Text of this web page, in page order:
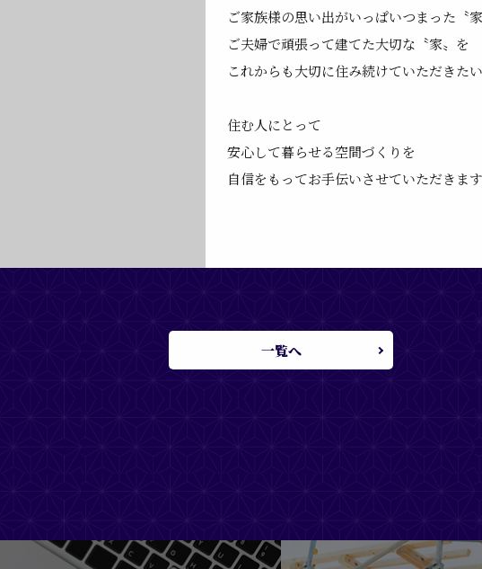
ご家族様の思い出がいっぱいつまった〝
ご夫婦で頑張って建てた大切な〝家〟を
これからも大切に住み続けていただきた
住む人にとって
安心して暮らせる空間づくりを
自信をもってお手伝いさせていただきま
一覧へ